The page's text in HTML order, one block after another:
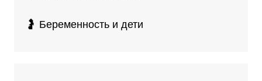
🤰 Беременность и дети